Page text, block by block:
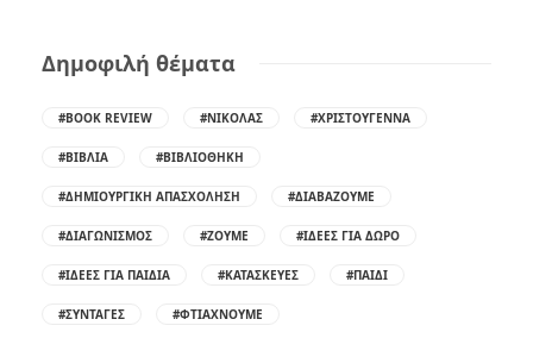
Δημοφιλή θέματα
#BOOK REVIEW #ΝΙΚΌΛΑΣ #ΧΡΙΣΤΟΎΓΕΝΝΑ
#ΒΙΒΛΊΑ #ΒΙΒΛΙΟΘΉΚΗ
#ΔΗΜΙΟΥΡΓΙΚΉ ΑΠΑΣΧΌΛΗΣΗ #ΔΙΑΒΆΖΟΥΜΕ
#ΔΙΑΓΩΝΙΣΜΌΣ #ΖΟΎΜΕ #ΙΔΈΕΣ ΓΙΑ ΔΏΡΟ
#ΙΔΈΕΣ ΓΙΑ ΠΑΙΔΙΆ #ΚΑΤΑΣΚΕΥΈΣ #ΠΑΙΔΊ
#ΣΥΝΤΑΓΈΣ #ΦΤΙΆΧΝΟΥΜΕ